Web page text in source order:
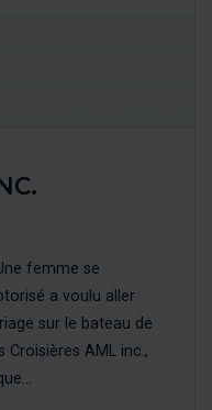
femme se
a voulu aller
sur le bateau de
Croisières AML inc.,